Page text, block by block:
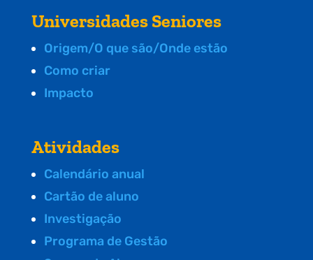
Universidades Seniores
Origem/O que são/Onde estão
Como criar
Impacto
Atividades
Calendário anual
Cartão de aluno
Investigação
Programa de Gestão